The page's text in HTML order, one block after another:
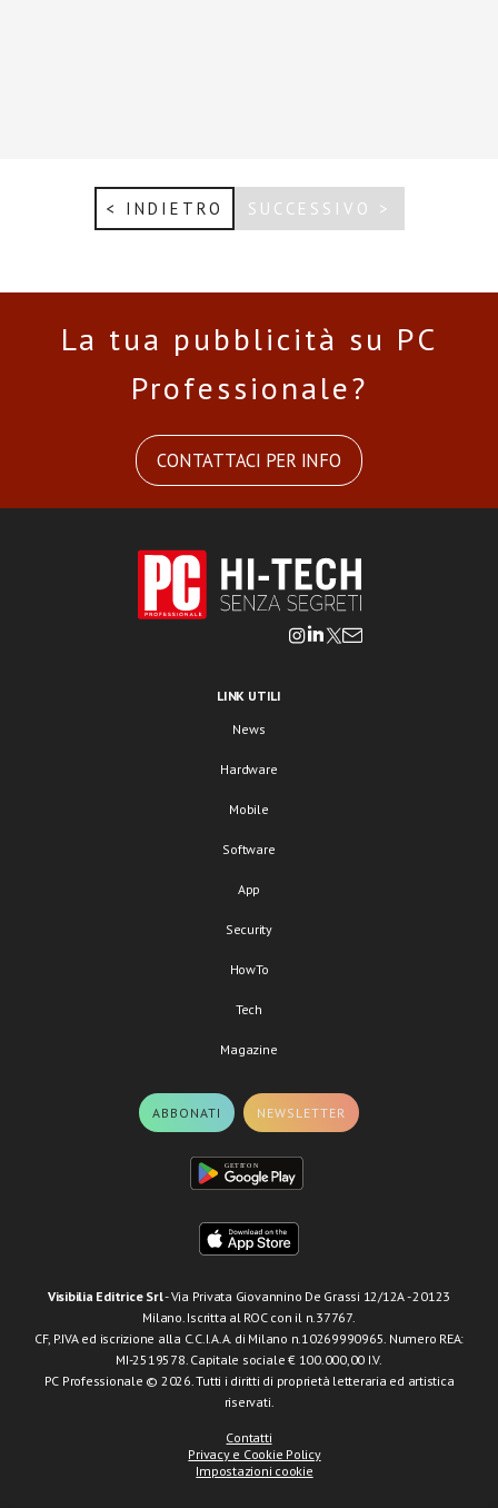
< INDIETRO SUCCESSIVO >
La tua pubblicità su PC
Professionale?
CONTATTACI PER INFO
LINK UTILI
News
Hardware
Mobile
Software
App
Security
HowTo
Tech
Magazine
ABBONATI NEWSLETTER
Visibilia Editrice Srl- Via Privata Giovannino De Grassi 12/12A - 20123
Milano. Iscritta al ROC con il n.37767.
CF, P.IVA ed iscrizione alla C.C.I.A.A. di Milano n.10269990965. Numero REA:
MI-2519578. Capitale sociale € 100.000,00 I.V.
PC Professionale © 2026. Tutti i diritti di proprietà letteraria ed artistica
riservati.
Contatti
Privacy e Cookie Policy
Impostazioni cookie